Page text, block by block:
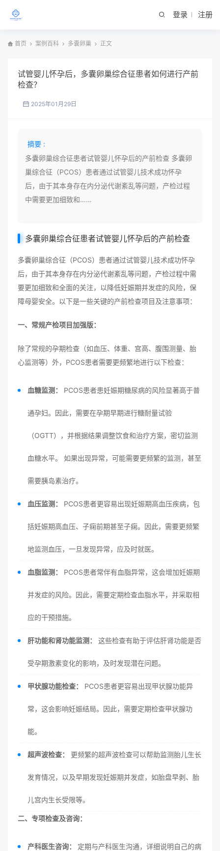
登录 注册
首页 案例百科 多囊卵巢 正文
试管婴儿怀孕后，多囊卵巢综合征患者如何进行产前
检查？
2025年01月29日
摘要 :
多囊卵巢综合征患者试管婴儿怀孕后的产前检查 多囊卵
巢综合征（PCOS）患者通过试管婴儿技术成功怀孕
后，由于其本身存在内分泌代谢紊乱等问题，产检过程
中需要更加细致和……
多囊卵巢综合征患者试管婴儿怀孕后的产前检查
多囊卵巢综合征（PCOS）患者通过试管婴儿技术成功怀孕
后，由于其本身存在内分泌代谢紊乱等问题，产检过程中需
要更加细致和全面的关注，以降低妊娠期并发症的风险，保
障母婴安全。以下是一些关键的产前检查项目及注意事项：
一、常规产检项目加强版：
除了常规的孕期检查（如血压、体重、宫高、腹围测量、胎
心监测等）外，PCOS患者需要更频繁地进行以下检查：
血糖监测： PCOS患者患妊娠期糖尿病的风险显著高于普
通孕妇。因此，需要在孕期早期进行糖耐量试验
（OGTT），并根据结果调整饮食和治疗方案，密切监测
血糖水平。 如果出现异常，可能需要更频繁的监测，甚至
需要胰岛素治疗。
血压监测： PCOS患者更容易出现妊娠期高血压疾病，包
括妊娠期高血压、子痫前期甚至子痫。因此，需要更频繁
地监测血压，一旦发现异常，应及时就医。
血脂监测： PCOS患者常伴有血脂异常，这会增加妊娠期
并发症的风险。因此，需要定期检查血脂水平，并采取相
应的干预措施。
肝功能和肾功能监测： 这些检查有助于评估肝肾功能是否
受孕期激素变化的影响，及时发现潜在问题。
甲状腺功能检查： PCOS患者更容易出现甲状腺功能异
常，这会影响妊娠结局。因此，需要定期检查甲状腺功
能。
超声波检查： 更频繁的超声波检查可以帮助监测胎儿生长
发育情况，以及早期发现妊娠期并发症，如胎盘早剥、胎
儿宫内生长受限等。
二、专项检查及咨询：
产科医生咨询： 定期与产科医生沟通，详细说明自己的病